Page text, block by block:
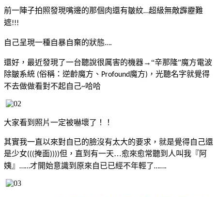
前一陣子拍照發現嘴邊的那個肉還有皺紋…超級無敵霹靂難
遮!!!
自己呈現一種自暴自棄的狀態….
還好，最近發現了一台聽說很厲害的機器→“辛那隆”魔方電波
除皺系統 (俗稱：逆齡魔方、 Profound魔方) ，光聽名字就覺得
不去做做看對不起自己~哈哈
大家看到照片一定被嚇壞了！！
其實我一直以來對自已的臉沒有太大的要求，就是覺得自己還
是少女(((掩面))))但，直到有一天…愈來愈常聽到人叫我『阿
姨』 ……才開始意識到原來自已已經不年輕了…….